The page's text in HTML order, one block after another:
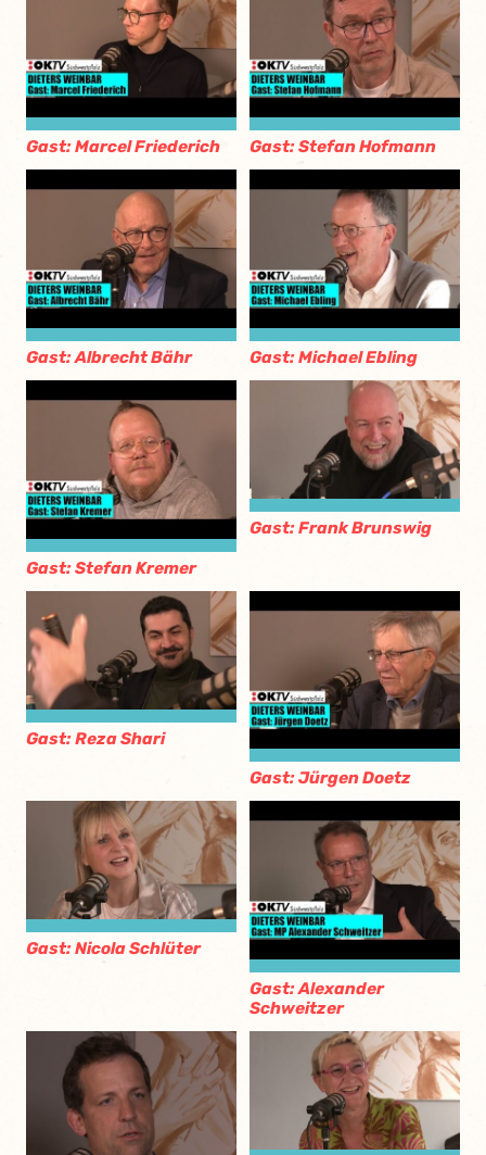
Gast: Marcel Friederich Gast: Stefan Hofmann
Gast: Albrecht Bähr Gast: Michael Ebling
Gast: Stefan Kremer
Gast: Frank Brunswig
Gast: Reza Shari
Gast: Jürgen Doetz
Gast: Nicola Schlüter
Gast: Alexander
Schweitzer